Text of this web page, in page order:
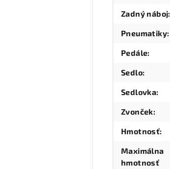
Zadný náboj:
Pneumatiky:
Pedále:
Sedlo:
Sedlovka:
Zvonček:
Hmotnosť:
Maximálna
hmotnosť